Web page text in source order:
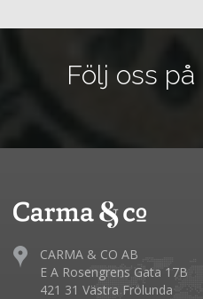
Följ oss på
CARMA & CO AB
E A Rosengrens Gata 17B
421 31 Västra Frölunda